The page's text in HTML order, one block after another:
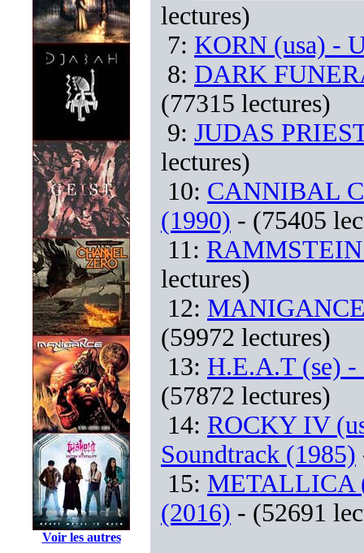
Voir les autres
lectures)
7: KORN (usa) -
8: DARK
(77315 lectures)
9: JUDAS
lectures)
10: CANNIBAL
(1990) - (75405
11: RAMMSTEIN
lectures)
12:
(59972 lectures)
13: H.E.A.T (se) -
(57872 lectures)
14: ROCKY IV
Soundtrack (1985)
15: METALLICA
(2016) - (52691